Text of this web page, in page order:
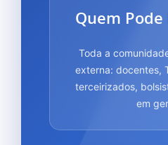
Quem
Toda a
externa: docentes,
terceirizados,
em